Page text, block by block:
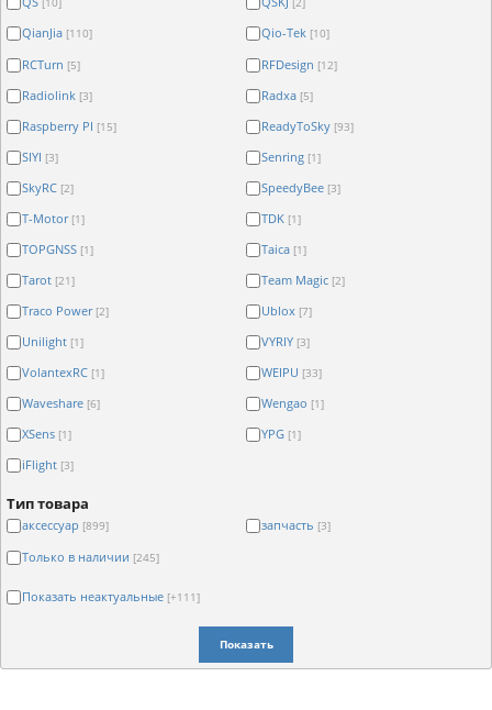
QianJia [110] Qio-Tek [10]
RCTurn [5] RFDesign [12]
Radiolink [3] Radxa [5]
Raspberry PI [15] ReadyToSky [93]
SIYI [3] Senring [1]
SkyRC [2] SpeedyBee [3]
T-Motor [1] TDK [1]
TOPGNSS [1] Taica [1]
Tarot [21] Team Magic [2]
Traco Power [2] Ublox [7]
Unilight [1] VYRIY [3]
VolantexRC [1] WEIPU [33]
Waveshare [6] Wengao [1]
XSens [1] YPG [1]
iFlight [3]
Тип товара
аксессуар [899] запчасть [3]
Только в наличии [245]
Показать неактуальные [+111]
Показать